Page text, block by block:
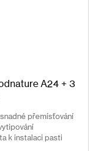
A24 + 3
přemísťování
k instalaci pasti